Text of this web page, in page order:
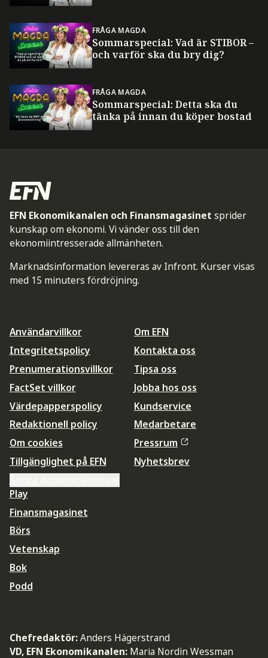
FRÅGA MAGDA
Sommarspecial: Vad är STIBOR –
och varför ska du bry dig?
FRÅGA MAGDA
Sommarspecial: Detta ska du
tänka på innan du köper bostad
EFN Ekonomikanalen och Finansmagasinet sprider
kunskap om ekonomi. Vi vänder oss till den
ekonomiintresserade allmänheten.
Marknadsinformation levereras av Infront. Kurser visas
med 15 minuters fördröjning.
Användarvillkor
Integritetspolicy
Prenumerationsvillkor
FactSet villkor
Värdepapperspolicy
Redaktionell policy
Om cookies
Tillgänglighet på EFN
Om EFN
Kontakta oss
Tipsa oss
Jobba hos oss
Kundservice
Medarbetare
Pressrum
Nyhetsbrev
Play
Finansmagasinet
Börs
Vetenskap
Bok
Podd
Chefredaktör:Anders Hägerstrand
VD, EFN Ekonomikanalen: Maria Nordin Wessman